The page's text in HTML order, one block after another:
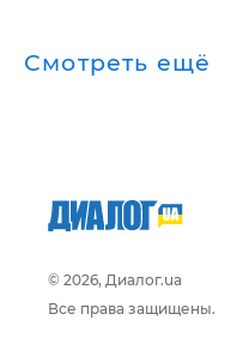
Смотреть ещё
© 2026, Диалог.ua
Все права защищены.